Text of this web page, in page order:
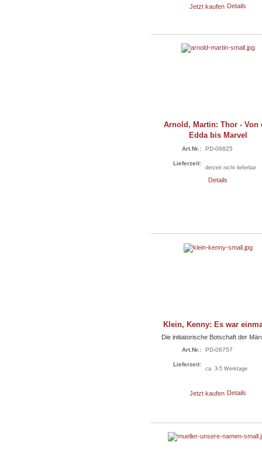
Jetzt kaufen Details
Arnold, Martin: Thor - Von
Edda bis Marvel
Art.Nr.: PD-06825
Lieferzeit:
derzeit nicht lieferbar
Details
Klein, Kenny: Es war
Die initiatorische Botschaft der
Art.Nr.: PD-06757
Lieferzeit:
ca. 3-5 Werktage
Jetzt kaufen Details